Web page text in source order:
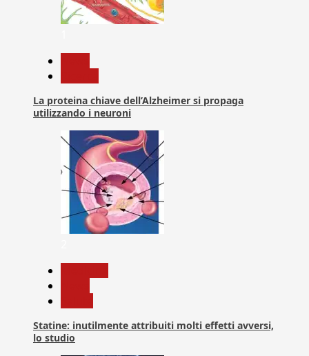
La proteina chiave dell’Alzheimer si propaga
utilizzando i neuroni
Statine: inutilmente attribuiti molti effetti avversi,
lo studio